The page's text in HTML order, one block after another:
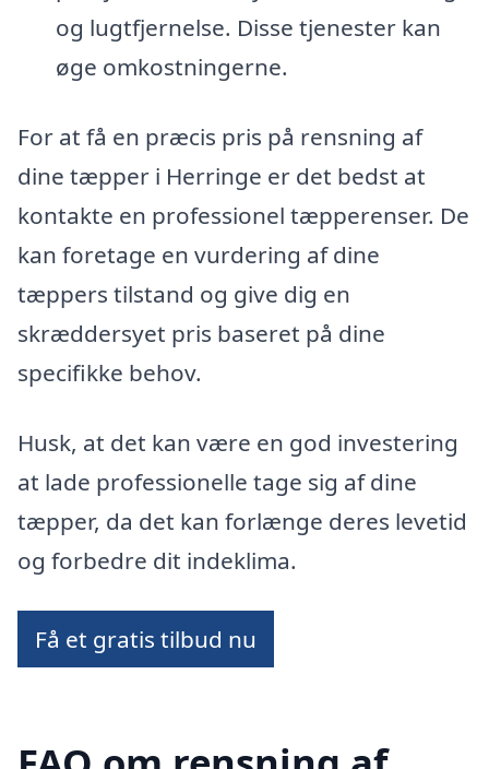
og lugtfjernelse. Disse tjenester kan
øge omkostningerne.
For at få en præcis pris på rensning af
dine tæpper i Herringe er det bedst at
kontakte en professionel tæpperenser. De
kan foretage en vurdering af dine
tæppers tilstand og give dig en
skræddersyet pris baseret på dine
specifikke behov.
Husk, at det kan være en god investering
at lade professionelle tage sig af dine
tæpper, da det kan forlænge deres levetid
og forbedre dit indeklima.
Få et gratis tilbud nu